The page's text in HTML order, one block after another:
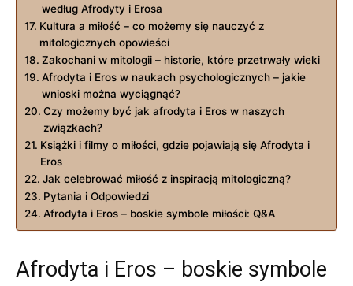
według Afrodyty i Erosa
Kultura a miłość – co możemy się nauczyć z
mitologicznych opowieści
Zakochani w mitologii – historie, które przetrwały wieki
Afrodyta i Eros w naukach psychologicznych – jakie
wnioski można wyciągnąć?
Czy możemy być jak afrodyta i Eros w naszych
związkach?
Książki i filmy o miłości, gdzie pojawiają się Afrodyta i
Eros
Jak celebrować miłość z inspiracją mitologiczną?
Pytania i Odpowiedzi
Afrodyta i Eros – boskie symbole miłości: Q&A
Afrodyta i Eros – boskie symbole